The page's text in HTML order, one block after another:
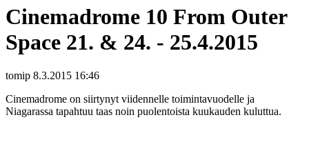
Cinemadrome 10 From Outer
Space 21. & 24. - 25.4.2015
tomip 8.3.2015 16:46
Cinemadrome on siirtynyt viidennelle toimintavuodelle ja
Niagarassa tapahtuu taas noin puolentoista kuukauden kuluttua.